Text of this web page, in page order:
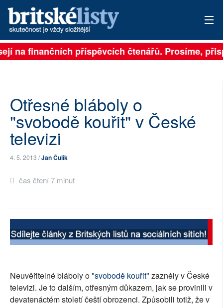
PŘIHLÁSIT
ARCHIV
ROZHOVORY
TÉMATA
SOCIÁLNÍ SÍTĚ
PLNÁ VERZE STRÁNEK
na finančních příspěvcích čtenářů. Prosíme,
Otřesné bláboly o
"svobodě kouřit" v České
televizi
4. 5. 2013 /Jan Čulík
čas čtení 7 minut
Neuvěřitelné bláboly o"svobodě kouřit" zazněly v České
televizi. Je to dalším, otřesným důkazem, jak se provinili v
devatenáctém století čeští obrozenci. Způsobili totiž, že v